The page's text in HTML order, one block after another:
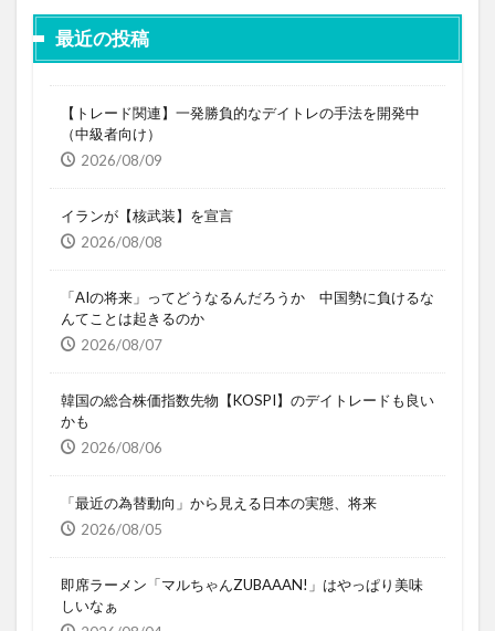
最近の投稿
【トレード関連】一発勝負的なデイトレの手法を開発中
（中級者向け）
2026/08/09
イランが【核武装】を宣言
2026/08/08
「AIの将来」ってどうなるんだろうか 中国勢に負けるな
んてことは起きるのか
2026/08/07
韓国の総合株価指数先物【KOSPI】のデイトレードも良い
かも
2026/08/06
「最近の為替動向」から見える日本の実態、将来
2026/08/05
即席ラーメン「マルちゃんZUBAAAN!」はやっぱり美味
しいなぁ